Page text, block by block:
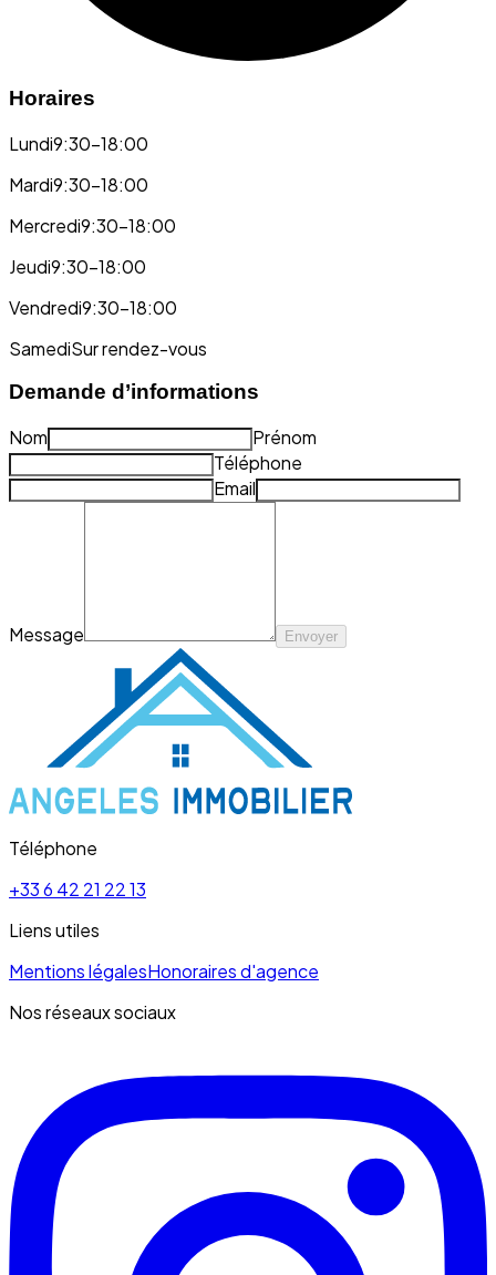
Horaires
Lundi9:30-18:00
Mardi9:30-18:00
Mercredi9:30-18:00
Jeudi9:30-18:00
Vendredi9:30-18:00
SamediSur rendez-vous
Demande d’informations
Nom
Prénom
Téléphone
Email
Message Envoyer
Téléphone
+33 6 42 21 22 13
Liens utiles
Mentions légalesHonoraires d'agence
Nos réseaux sociaux